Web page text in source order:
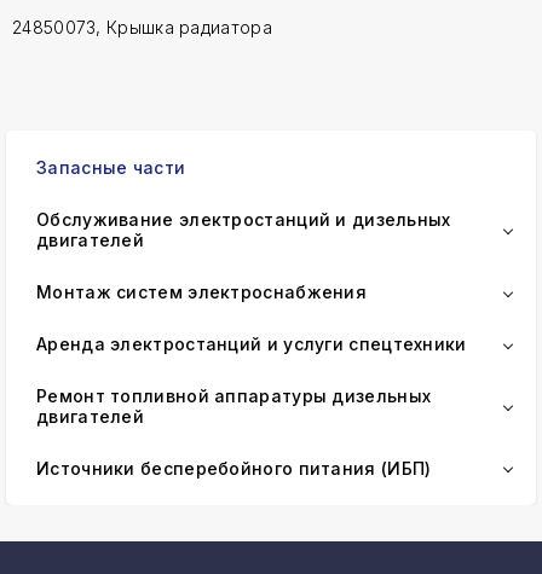
Запасные части
Обслуживание электростанций и дизельных
двигателей
Монтаж систем электроснабжения
Аренда электростанций и услуги спецтехники
Ремонт топливной аппаратуры дизельных
двигателей
Источники бесперебойного питания (ИБП)
24850073, Крышка радиатора